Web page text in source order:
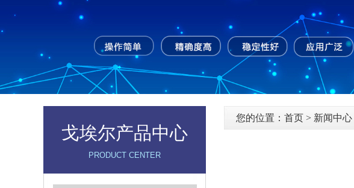
戈埃尔产品中心
PRODUCT CENTER
您的位置： 首页 > 新闻中心